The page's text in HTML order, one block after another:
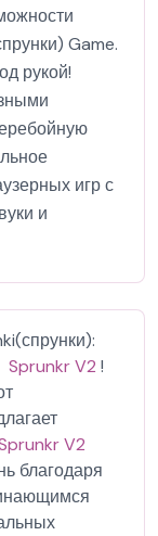
Game.
рукой!
игр с
и
Sprunkr V2 !
V2
благодаря